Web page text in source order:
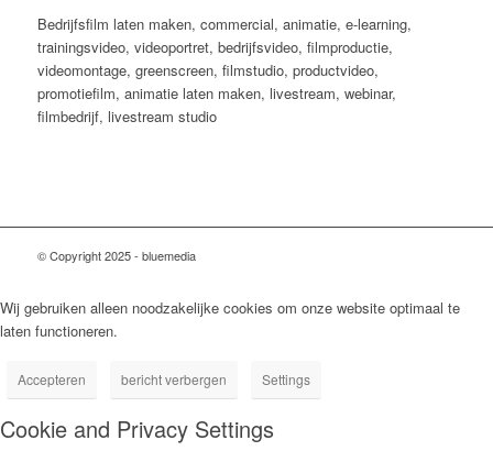
Bedrijfsfilm laten maken, commercial, animatie, e-learning,
trainingsvideo, videoportret, bedrijfsvideo, filmproductie,
videomontage, greenscreen, filmstudio, productvideo,
promotiefilm, animatie laten maken, livestream, webinar,
filmbedrijf, livestream studio
© Copyright 2025 - bluemedia
Wij gebruiken alleen noodzakelijke cookies om onze website optimaal te
laten functioneren.
Accepteren bericht verbergen Settings
Cookie and Privacy Settings